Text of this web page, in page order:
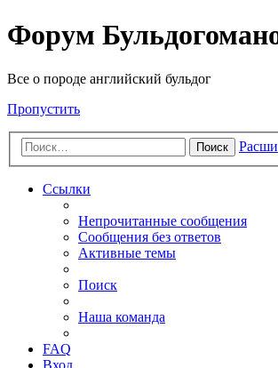
Форум
Все о породе английский бульдог
Пропустить
Поиск
Ссылки
Непрочитанные сообщения
Сообщения без ответов
Активные темы
Поиск
Наша команда
FAQ